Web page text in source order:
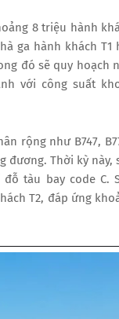
8 triệu hành
ga hành khách T1
đó sẽ quy hoạch
với công suất
rộng như B747,
đương. Thời kỳ này,
tàu bay code C.
T2, đáp ứng